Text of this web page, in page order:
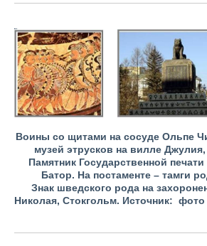
Воины со щитами на сосуде Ольпе
музей этрусков на вилле
Памятник Государственной
Батор. На постаменте – тамги
Знак шведского рода на
Николая, Стокгольм. Источник: